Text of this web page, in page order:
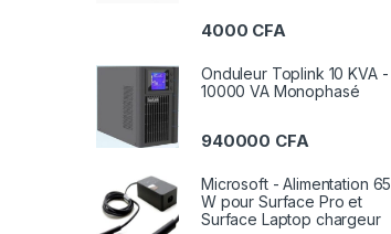
4000 CFA
Onduleur Toplink 10 KVA -
10000 VA Monophasé
940000 CFA
Microsoft - Alimentation 65
W pour Surface Pro et
Surface Laptop chargeur